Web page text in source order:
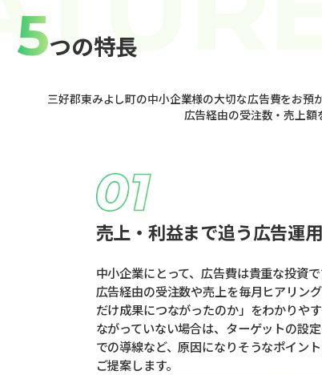
5つの特長
三好郡東みよし町の中小企業様の大切な広告費をお預
広告経由の受注数・売上額
売上・利益まで追う広告運用
中小企業にとって、広告費は貴重な投資
広告経由の受注数や売上を毎月ヒアリン
だけ成果につながったのか」をわかりや
ながっていない場合は、ターゲットの設
での導線など、原因になりそうなポイン
ご提案します。